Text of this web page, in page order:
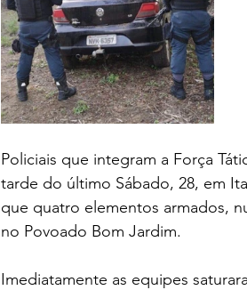
Policiais que integram a Força
tarde do último Sábado, 28, em
que quatro elementos armados,
no Povoado Bom Jardim.
Imediatamente as equipes